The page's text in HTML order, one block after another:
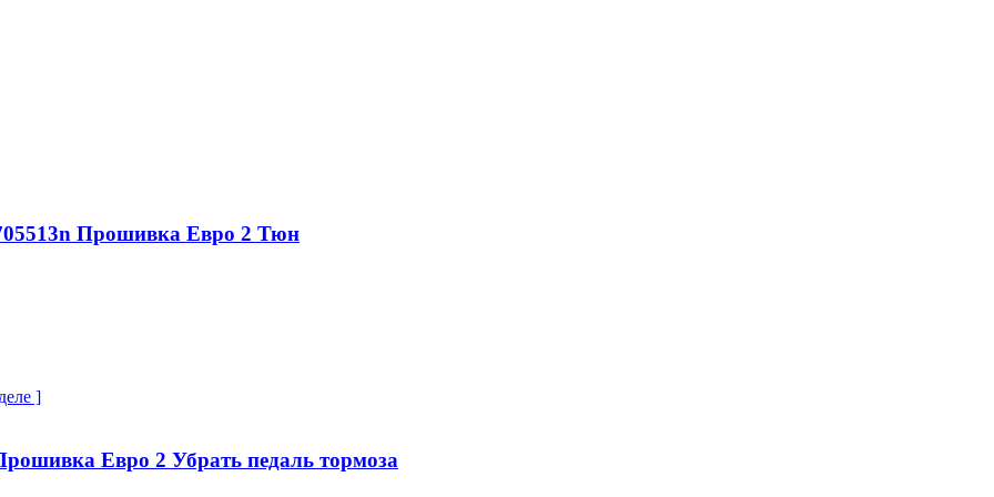
Прошивка Евро 2 Тюн
]
Евро 2 Убрать педаль тормоза